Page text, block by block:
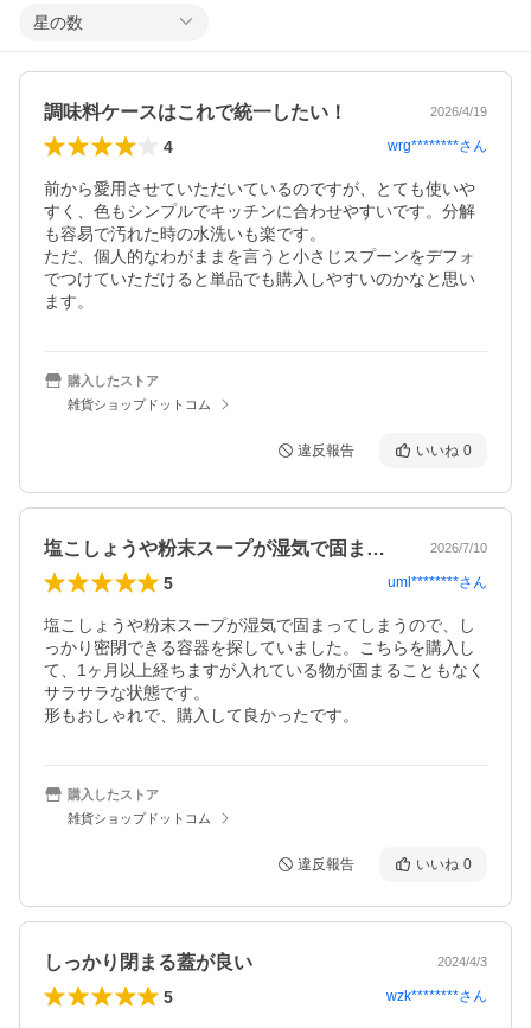
星の数
調味料ケースはこれで統一したい！ 2026/4/19
4 wrg********さん
前から愛用させていただいているのですが、とても使いや
すく、色もシンプルでキッチンに合わせやすいです。分解
も容易で汚れた時の水洗いも楽です。
ただ、個人的なわがままを言うと小さじスプーンをデフォ
でつけていただけると単品でも購入しやすいのかなと思い
ます。
購入したストア
雑貨ショップドットコム
違反報告 いいね 0
塩こしょうや粉末スープが湿気で固まって… 2026/7/10
5 uml********さん
塩こしょうや粉末スープが湿気で固まってしまうので、し
っかり密閉できる容器を探していました。こちらを購入し
て、1ヶ月以上経ちますが入れている物が固まることもなく
サラサラな状態です。
形もおしゃれで、購入して良かったです。
購入したストア
雑貨ショップドットコム
違反報告 いいね 0
しっかり閉まる蓋が良い 2024/4/3
5 wzk********さん